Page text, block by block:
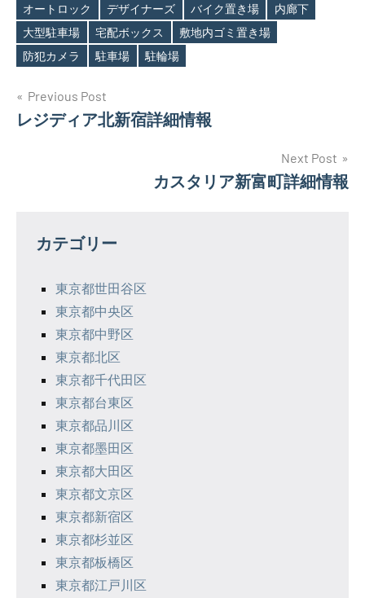
Tags
オートロック
デザイナーズ バイク置き場
内廊下
大型駐車場
宅配ボックス
敷地内ゴミ置き場
防犯カメラ
駐車場 駐輪場
投
稿
ー
Previous Post
レジディア北新宿詳細情報
Next Post
カスタリア新富町詳細情報
カテゴリー
東京都世田谷区
東京都中央区
東京都中野区
東京都北区
東京都千代田区
東京都台東区
東京都品川区
東京都墨田区
東京都大田区
東京都文京区
東京都新宿区
東京都杉並区
東京都板橋区
東京都江戸川区